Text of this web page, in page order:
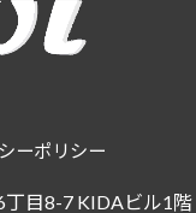
ーポリシー
目8-7 KIDAビル1階